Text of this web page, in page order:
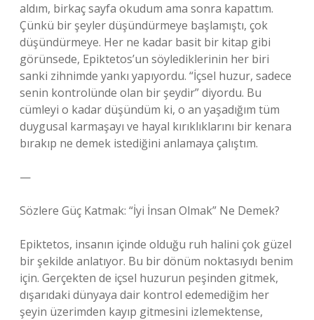
aldım, birkaç sayfa okudum ama sonra kapattım.
Çünkü bir şeyler düşündürmeye başlamıştı, çok
düşündürmeye. Her ne kadar basit bir kitap gibi
görünsede, Epiktetos’un söylediklerinin her biri
sanki zihnimde yankı yapıyordu. “İçsel huzur, sadece
senin kontrolünde olan bir şeydir” diyordu. Bu
cümleyi o kadar düşündüm ki, o an yaşadığım tüm
duygusal karmaşayı ve hayal kırıklıklarını bir kenara
bırakıp ne demek istediğini anlamaya çalıştım.
—
Sözlere Güç Katmak: “İyi İnsan Olmak” Ne Demek?
Epiktetos, insanın içinde olduğu ruh halini çok güzel
bir şekilde anlatıyor. Bu bir dönüm noktasıydı benim
için. Gerçekten de içsel huzurun peşinden gitmek,
dışarıdaki dünyaya dair kontrol edemediğim her
şeyin üzerimden kayıp gitmesini izlemektense,